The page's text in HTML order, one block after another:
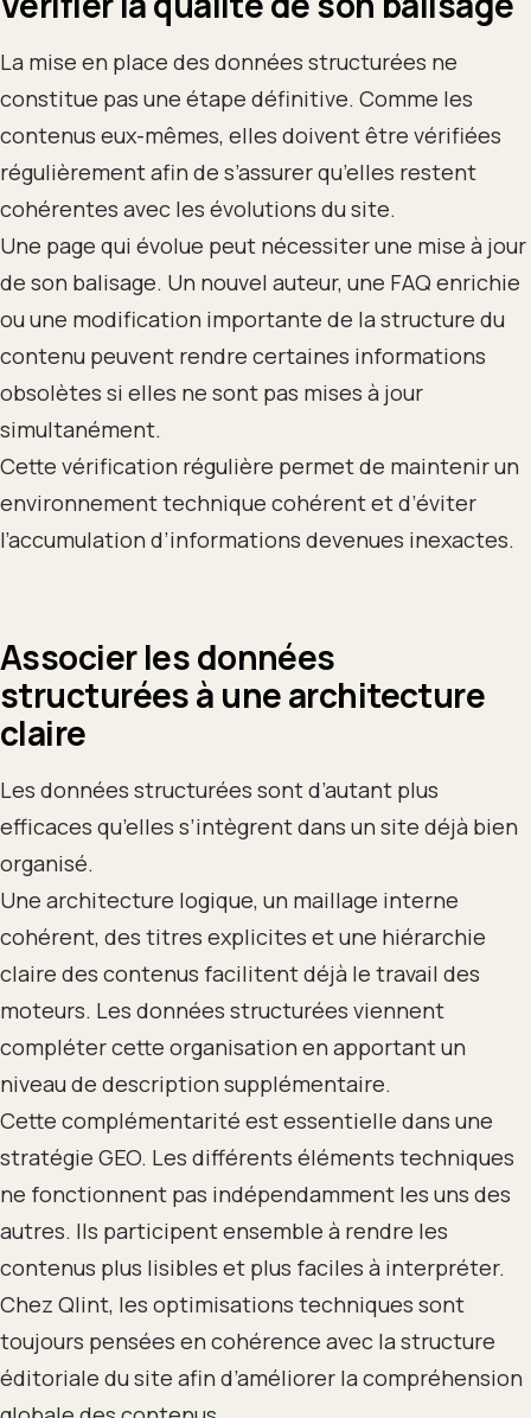
La mise en place des données structurées ne
constitue pas une étape définitive. Comme les
contenus eux-mêmes, elles doivent être vérifiées
régulièrement afin de s’assurer qu’elles restent
cohérentes avec les évolutions du site.
Une page qui évolue peut nécessiter une mise à jour
de son balisage. Un nouvel auteur, une FAQ enrichie
ou une modification importante de la structure du
contenu peuvent rendre certaines informations
obsolètes si elles ne sont pas mises à jour
simultanément.
Cette vérification régulière permet de maintenir un
environnement technique cohérent et d’éviter
l’accumulation d’informations devenues inexactes.
Associer les données
structurées à une architecture
claire
Les données structurées sont d’autant plus
efficaces qu’elles s’intègrent dans un site déjà bien
organisé.
Une architecture logique, un maillage interne
cohérent, des titres explicites et une hiérarchie
claire des contenus facilitent déjà le travail des
moteurs. Les données structurées viennent
compléter cette organisation en apportant un
niveau de description supplémentaire.
Cette complémentarité est essentielle dans une
stratégie GEO. Les différents éléments techniques
ne fonctionnent pas indépendamment les uns des
autres. Ils participent ensemble à rendre les
contenus plus lisibles et plus faciles à interpréter.
Chez Qlint, les optimisations techniques sont
toujours pensées en cohérence avec la structure
éditoriale du site afin d’améliorer la compréhension